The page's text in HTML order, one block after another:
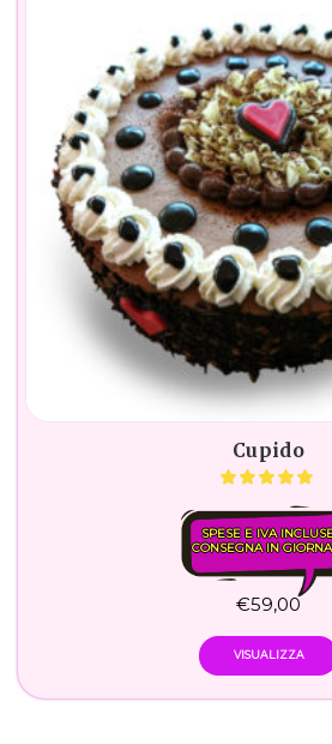
Cupido
SPESE E IVA
CONSEGNA IN
€59,00
VISUALIZZA